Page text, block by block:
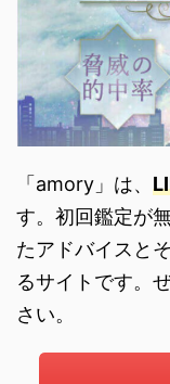
「amory」は、
す。初回鑑定が
たアドバイスと
るサイトです。
さい。